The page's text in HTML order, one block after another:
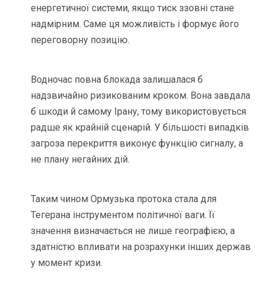
енергетичної системи, якщо тиск ззовні стане
надмірним. Саме ця можливість і формує його
переговорну позицію.
Водночас повна блокада залишалася б
надзвичайно ризикованим кроком. Вона завдала
б шкоди й самому Ірану, тому використовується
радше як крайній сценарій. У більшості випадків
загроза перекриття виконує функцію сигналу, а
не плану негайних дій.
Таким чином Ормузька протока стала для
Тегерана інструментом політичної ваги. Її
значення визначається не лише географією, а
здатністю впливати на розрахунки інших держав
у момент кризи.